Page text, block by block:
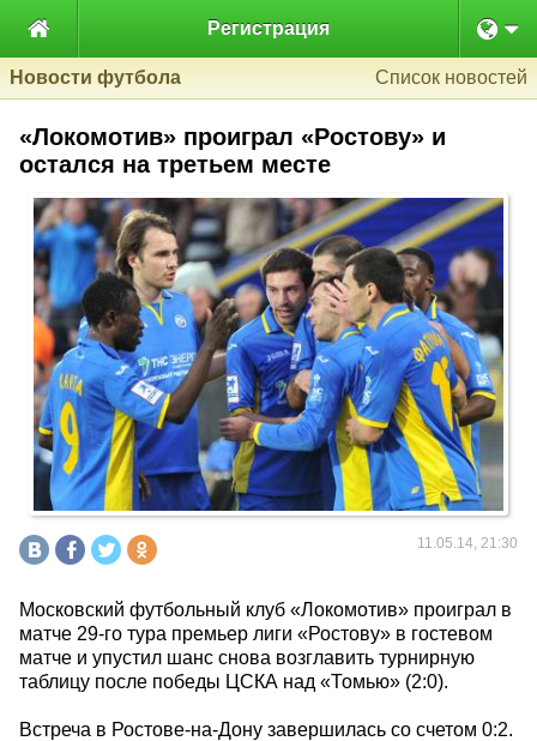
 Регистрация
Новости футбола Список новостей
«Локомотив» проиграл «Ростову» и
остался на третьем месте
11.05.14, 21:30
Московский футбольный клуб «Локомотив» проиграл в
матче 29-го тура премьер лиги «Ростову» в гостевом
матче и упустил шанс снова возглавить турнирную
таблицу после победы ЦСКА над «Томью» (2:0).
Встреча в Ростове-на-Дону завершилась со счетом 0:2.